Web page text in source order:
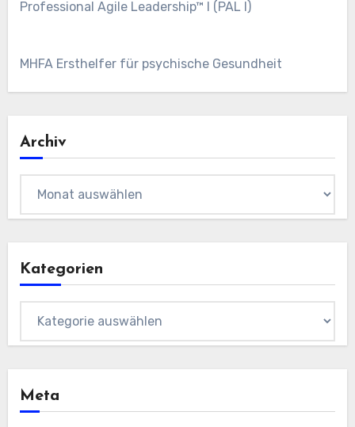
Professional Agile Leadership™ I (PAL I)
MHFA Ersthelfer für psychische Gesundheit
Archiv
Kategorien
Meta